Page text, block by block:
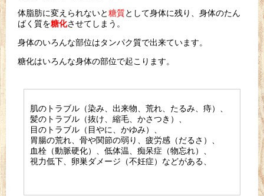
体脂肪に変えられないと糖質として身体に残り、身体のたん
ばく質を糖化させてしまう。
身体のいろんな部位はタンパク質で出来ています。
糖化はいろんな身体の部位で起こります。
肌のトラブル（染み、出来物、荒れ、たるみ、痔）、
髪のトラブル（抜け、縮毛、かさつき）、
目のトラブル（目やに、かゆみ）、
胃腸の荒れ、骨や関節の弱り、疲労感（だるさ）、
血栓（動脈硬化）、低体温、痴呆症（物忘れ）、
視力低下、卵巣ダメージ（不妊症）などがある、